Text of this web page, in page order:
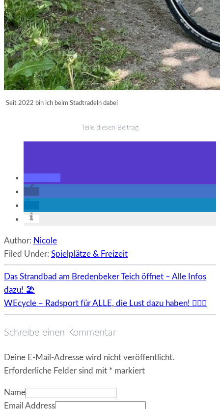
Seit 2022 bin ich beim Stadtradeln dabei
Teile diesen Beitrag
Author: Nicole
Filed Under: Spielplätze & Freizeit
Das Strandbad am Bredenbeker Teich öffnet – Alle Infos
dazu! 🏖️
WEcycle – Radsport für ALLE, die Lust dazu haben! 🚴🏻‍♀️
Schreibe einen Kommentar
Deine E-Mail-Adresse wird nicht veröffentlicht.
Erforderliche Felder sind mit * markiert
Name
Email Address